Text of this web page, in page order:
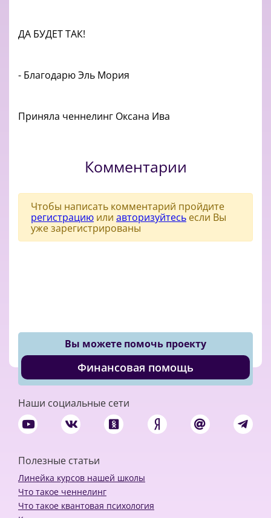
ДА БУДЕТ ТАК!
- Благодарю Эль Мория
Приняла ченнелинг Оксана Ива
Комментарии
Чтобы написать комментарий пройдите
регистрацию или авторизуйтесь если Вы
уже зарегистрированы
Вы можете помочь проекту
Финансовая помощь
Наши социальные сети
Полезные статьи
Линейка курсов нашей школы
Что такое ченнелинг
Что такое квантовая психология